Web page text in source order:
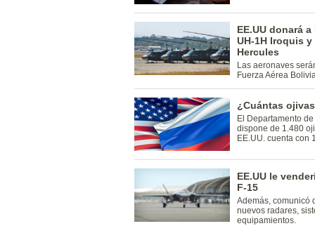
EE.UU donará
UH-1H Iroquis
Hercules
Las aeronaves
Fuerza Aérea
¿Cuántas
El Departamento
dispone de 1.480
EE.UU. cuenta con
EE.UU le
F-15
Además, comunicó
nuevos radares,
equipamientos.